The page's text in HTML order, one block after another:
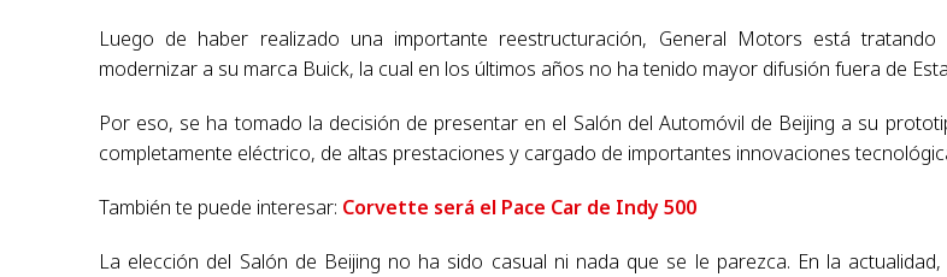
Luego de haber realizado una importante reestructuración, General Motors está
modernizar a su marca Buick, la cual en los últimos años no ha tenido mayor difusión fuera de
Por eso, se ha tomado la decisión de presentar en el Salón del Automóvil de Beijing a su
completamente eléctrico, de altas prestaciones y cargado de importantes innovaciones
También te puede interesar: Corvette será el Pace Car de Indy 500
La elección del Salón de Beijing no ha sido casual ni nada que se le parezca. En la